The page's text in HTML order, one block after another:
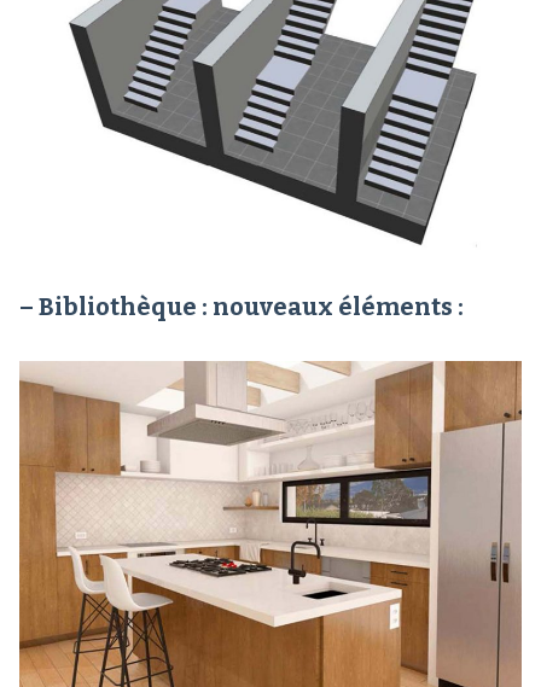
– Bibliothèque : nouveaux éléments :